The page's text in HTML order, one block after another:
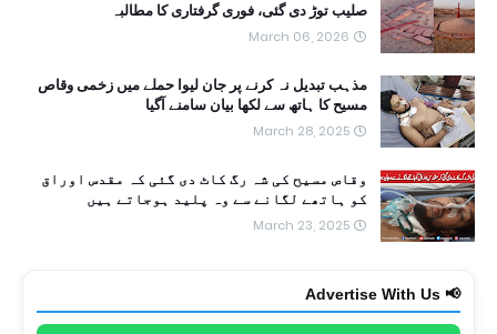
صلیب توڑ دی گئی، فوری گرفتاری کا مطالبہ
March 06, 2026
مذہب تبدیل نہ کرنے پر جان لیوا حملے میں زخمی وقاص
مسیح کا ہاتھ سے لکھا بیان سامنے آگیا
March 28, 2025
وقاص مسیح کی شہ رگ کاٹ دی گئی کہ مقدس اوراق
کو ہاتھے لگانے سے وہ پلید ہوجاتے ہیں
March 23, 2025
📢 Advertise With Us